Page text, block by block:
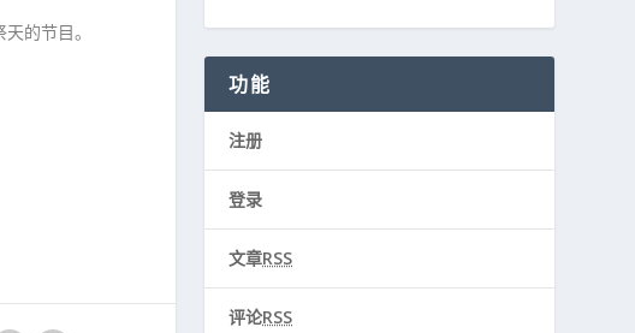
的节目。
功能
注册
登录
文章RSS
评论RSS